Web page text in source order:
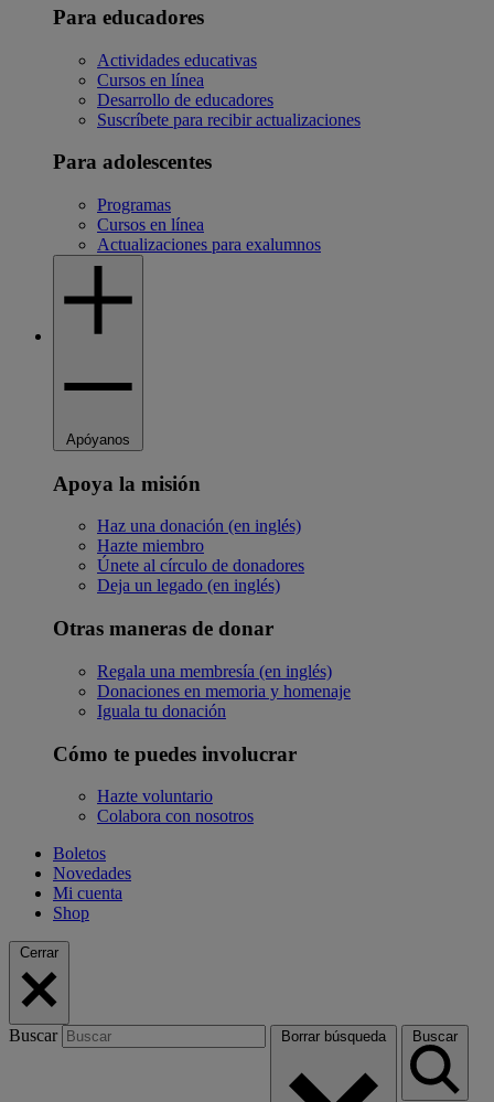
Para educadores
Actividades educativas
Cursos en línea
Desarrollo de educadores
Suscríbete para recibir actualizaciones
Para adolescentes
Programas
Cursos en línea
Actualizaciones para exalumnos
Apóyanos
Apoya la misión
Haz una donación (en inglés)
Hazte miembro
Únete al círculo de donadores
Deja un legado (en inglés)
Otras maneras de donar
Regala una membresía (en inglés)
Donaciones en memoria y homenaje
Iguala tu donación
Cómo te puedes involucrar
Hazte voluntario
Colabora con nosotros
Boletos
Novedades
Mi cuenta
Shop
Cerrar
Buscar Borrar búsqueda Buscar